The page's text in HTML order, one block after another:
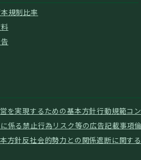
規制比率
を実現するための基本方針行動規範コ
係る禁止行為リスク等の広告記載事項
方針反社会的勢力との関係遮断に関す